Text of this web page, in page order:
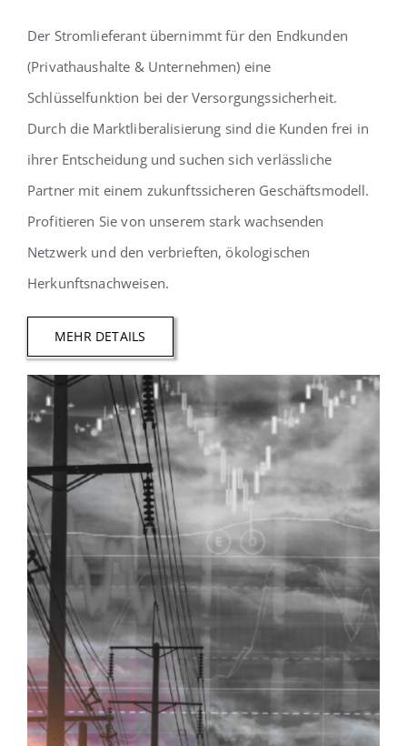
Der Stromlieferant übernimmt für den Endkunden
(Privathaushalte & Unternehmen) eine
Schlüsselfunktion bei der Versorgungssicherheit.
Durch die Marktliberalisierung sind die Kunden frei in
ihrer Entscheidung und suchen sich verlässliche
Partner mit einem zukunftssicheren Geschäftsmodell.
Profitieren Sie von unserem stark wachsenden
Netzwerk und den verbrieften, ökologischen
Herkunftsnachweisen.
MEHR DETAILS